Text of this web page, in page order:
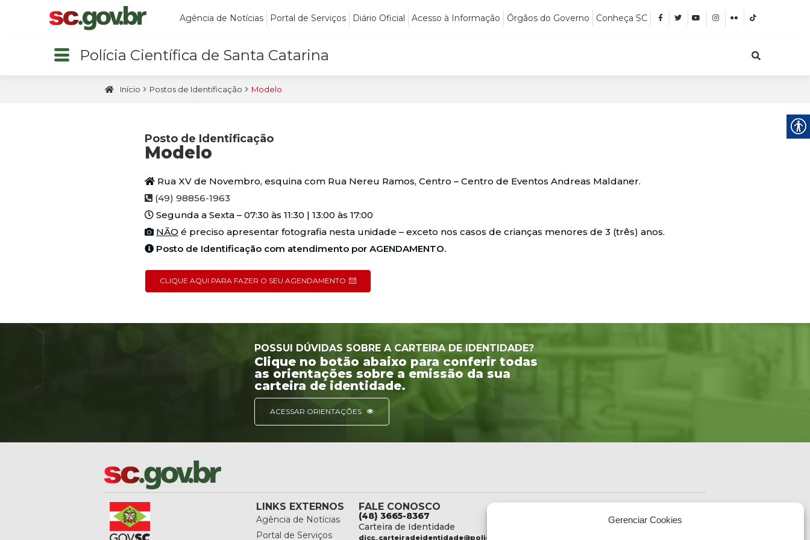
Gerenciar Cookies
Agência de Notícias Portal de Serviços Diário Oficial Acesso à Informação Órgãos do Governo Conheça SC
Polícia Científica de Santa Catarina
Início Postos de Identificação Modelo
Posto de Identificação
Modelo
Rua XV de Novembro, esquina com Rua Nereu Ramos, Centro – Centro de Eventos Andreas Maldaner.
(49) 98856-1963
Segunda a Sexta – 07:30 às 11:30 | 13:00 às 17:00
NÃO é preciso apresentar fotografia nesta unidade – exceto nos casos de crianças menores de 3 (três) anos.
Posto de Identificação com atendimento por AGENDAMENTO.
CLIQUE AQUI PARA FAZER O SEU AGENDAMENTO
POSSUI DÚVIDAS SOBRE A CARTEIRA DE IDENTIDADE?
Clique no botão abaixo para conferir todas
as orientações sobre a emissão da sua
carteira de identidade.
ACESSAR ORIENTAÇÕES
LINKS EXTERNOS
Agência de Notícias
Portal de Serviços
FALE CONOSCO
(48) 3665-8367
Carteira de Identidade
dicc_carteiradeidentidade@policiacientifica.sc.gov.br
ENDEREÇO
Sede Administrativa Central